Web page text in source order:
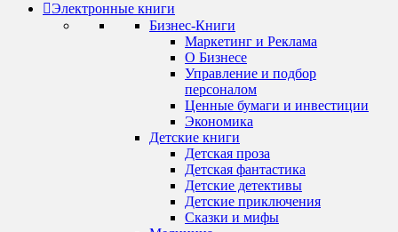
Электронные книги
Бизнес-Книги
Маркетинг и Реклама
О Бизнесе
Управление и подбор
персоналом
Ценные бумаги и инвестиции
Экономика
Детские книги
Детская проза
Детская фантастика
Детские детективы
Детские приключения
Сказки и мифы